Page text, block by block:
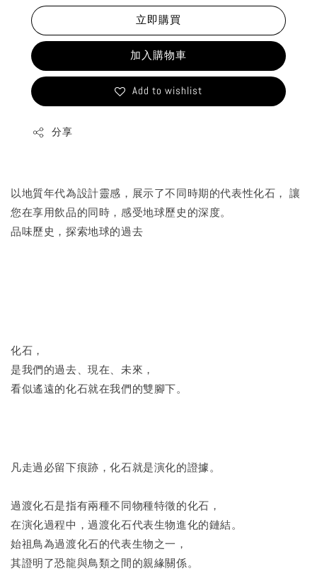
立即購買
加入購物車
Add to wishlist
分享
以地質年代為設計靈感，展示了不同時期的代表性化石， 讓
您在享用飲品的同時，感受地球歷史的深度。
品味歷史，探索地球的過去
化石，
是我們的過去、現在、未來，
看似遙遠的化石就在我們的雙腳下。
凡走過必留下痕跡，化石就是演化的證據。
過渡化石是指有兩種不同物種特徵的化石，
在演化過程中，過渡化石代表生物進化的鏈結。
始祖鳥為過渡化石的代表生物之一，
其證明了恐龍與鳥類之間的親緣關係。